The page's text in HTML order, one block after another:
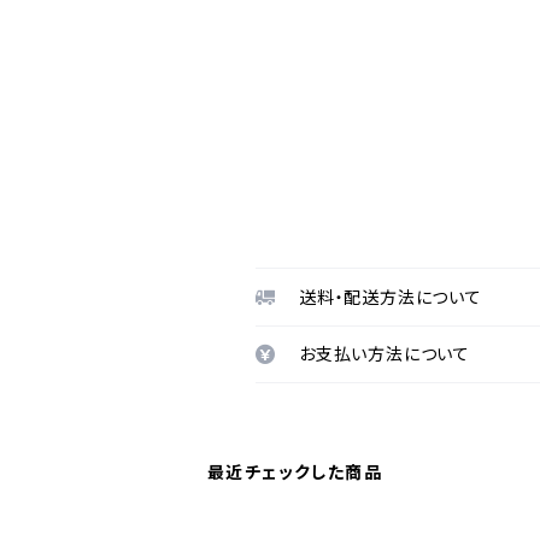
送料・配送方法について
お支払い方法について
最近チェックした商品